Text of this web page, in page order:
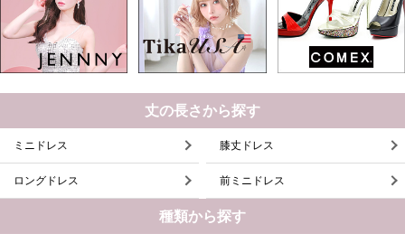
丈の長さから探す
ミニドレス 膝丈ドレス
ロングドレス 前ミニドレス
種類から探す